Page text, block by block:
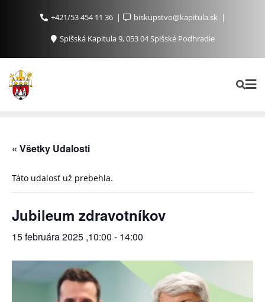
+421/53 454 11 36
biskupstvo@kapitula.sk
Spišská Kapitula 9, 053 04 Spišské Podhradie
« Všetky Udalosti
Táto udalosť už prebehla.
Jubileum zdravotníkov
15 februára 2025 ,10:00 - 14:00